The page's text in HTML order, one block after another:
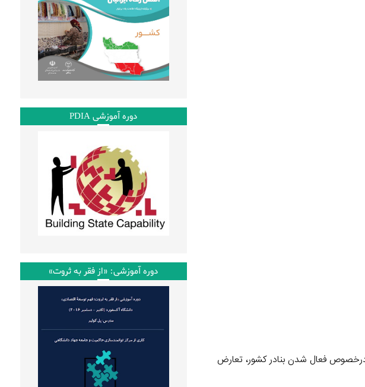
فعال شدن بنادر کشور، تعارض
دوره آموزشی PDIA
دوره آموزشی: «از فقر به ثروت»